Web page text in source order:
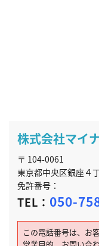
株式会社マイ
〒 104-0061
東京都中央区銀座４
免許番号：
TEL： 050-
この電話番号は、お